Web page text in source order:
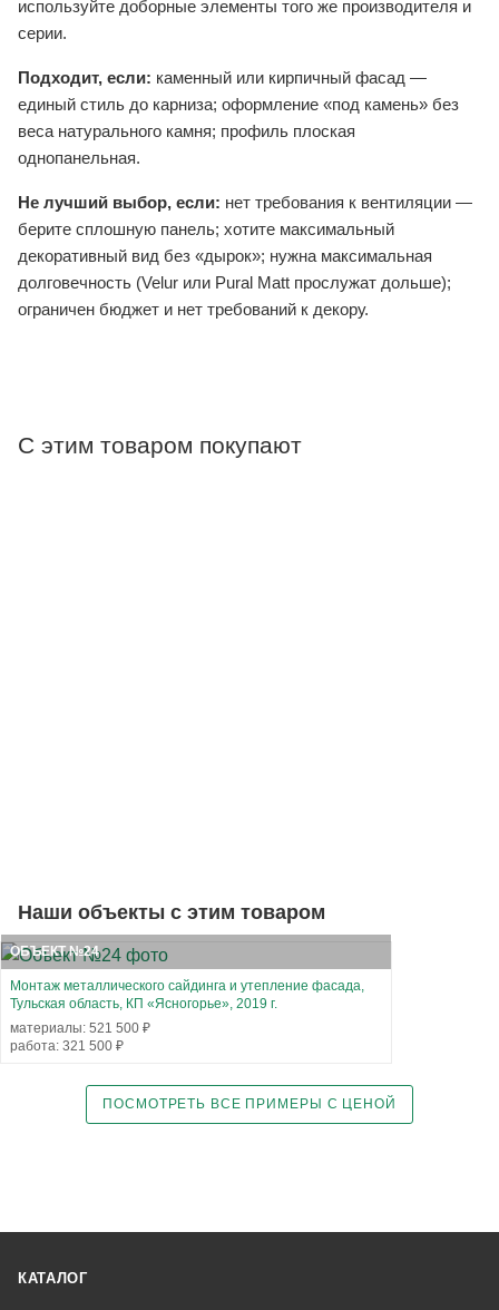
используйте доборные элементы того же производителя и
серии.
Подходит, если: каменный или кирпичный фасад —
единый стиль до карниза; оформление «под камень» без
веса натурального камня; профиль плоская
однопанельная.
Не лучший выбор, если: нет требования к вентиляции —
берите сплошную панель; хотите максимальный
декоративный вид без «дырок»; нужна максимальная
долговечность (Velur или Pural Matt прослужат дольше);
ограничен бюджет и нет требований к декору.
С этим товаром покупают
Наши объекты с этим товаром
ОБЪЕКТ №24
Монтаж металлического сайдинга и утепление фасада,
Тульская область, КП «Ясногорье», 2019 г.
материалы: 521 500 ₽
работа: 321 500 ₽
ПОСМОТРЕТЬ ВСЕ ПРИМЕРЫ С ЦЕНОЙ
КАТАЛОГ